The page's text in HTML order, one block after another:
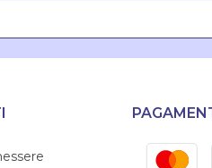
Mastercard